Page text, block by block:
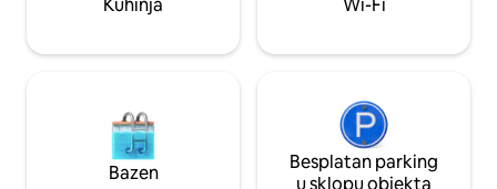
televizorom 3,5 bloka do broda za
marina, restoran
Kuhinja Wi-Fi
Bazen
Besplatan parking
u sklopu objekta